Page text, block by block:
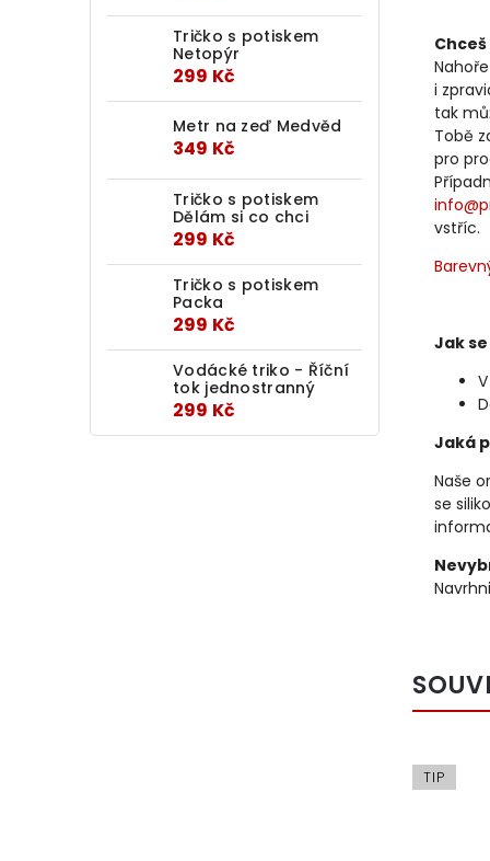
Tričko s potiskem
Netopýr
299 Kč
Metr na zeď Medvěd
349 Kč
Tričko s potiskem
Dělám si co chci
299 Kč
Tričko s potiskem
Packa
299 Kč
Vodácké triko - Říční
tok jednostranný
299 Kč
i
tak
Tobě
pro
vstříc.
Jak
Jaká
Naše
se
TIP